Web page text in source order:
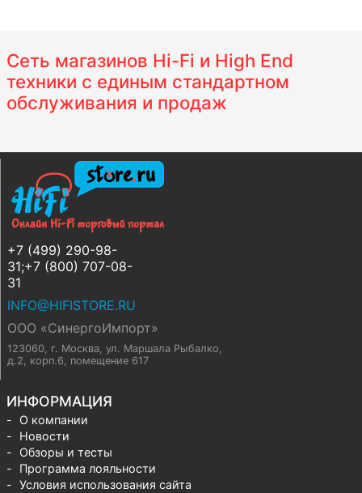
Сеть магазинов Hi-Fi и High End
техники с единым стандартном
обслуживания и продаж
+7 (499) 290-98-
31;+7 (800) 707-08-
31
INFO@HIFISTORE.RU
ООО «СинергоИмпорт»
123060, г. Москва, ул. Маршала Рыбалко,
д.2, корп.6, помещение 617
ИНФОРМАЦИЯ
О компании
Новости
Обзоры и тесты
Программа лояльности
Условия использования сайта